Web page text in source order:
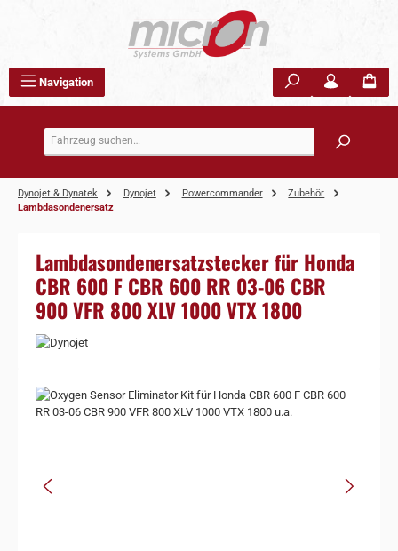
Navigation
Dynojet & Dynatek Dynojet Powercommander
Zubehör
Lambdasondenersatz
Lambdasondenersatzstecker für Honda
CBR 600 F CBR 600 RR 03-06 CBR
900 VFR 800 XLV 1000 VTX 1800
Bildergalerie überspringen